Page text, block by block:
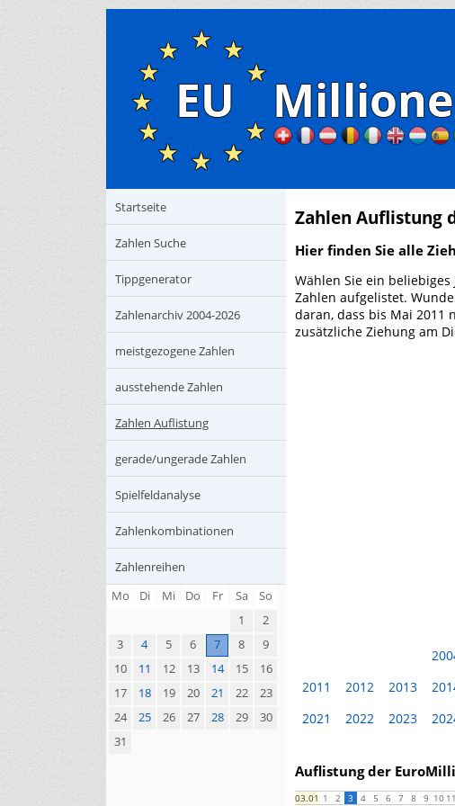
Startseite
Zahlen Suche
Tippgenerator
Zahlenarchiv 2004-2026
meistgezogene Zahlen
ausstehende Zahlen
Zahlen Auflistung
gerade/ungerade Zahlen
Spielfeldanalyse
Zahlenkombinationen
Zahlenreihen
Mo
Di Mi Do Fr Sa
So
1
2
3
4 5 6 7 8
9
10
11 12 13 14 15
16
17
18 19 20 21 22
23
24
25 26 27 28 29
30
31
Zahlen Auflistung
Hier finden Sie alle
Wählen Sie ein
Zahlen aufgelistet.
daran, dass bis Mai 2011
zusätzliche Ziehung am
2011
2012 2013
2021
2022 2023
Auflistung der
03.01 1 2 3 4 5 6 7 8 9 10 11